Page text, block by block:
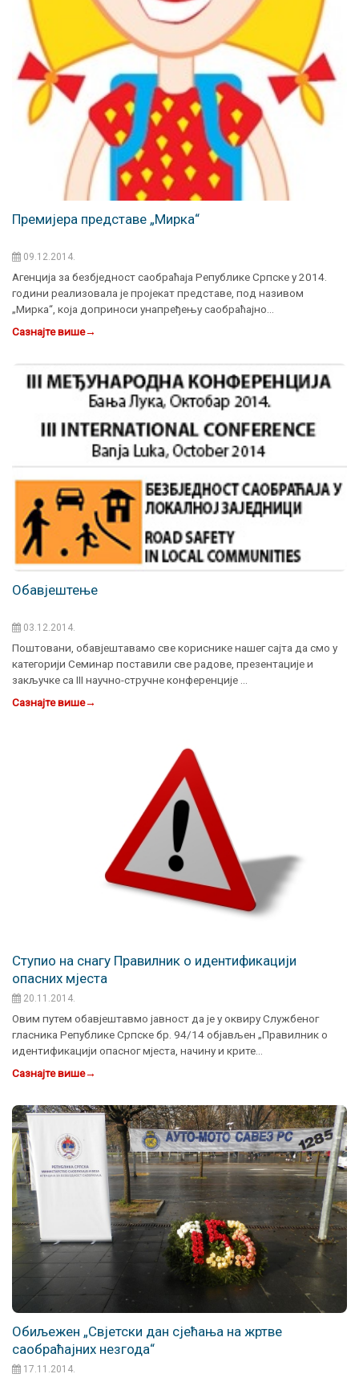
Премијера представе „Мирка“
09.12.2014.
Агенција за безбједност саобраћаја Републике Српске у 2014.
години реализовала је пројекат представе, под називом
„Мирка“, која доприноси унапређењу саобраћајно…
Сазнајте више→
Обавјештење
03.12.2014.
Поштовани, обавјештавамо све кориснике нашег сајта да смо у
категорији Семинар поставили све радове, презентације и
закључке са III научно-стручне конференције …
Сазнајте више→
Ступио на снагу Правилник о идентификацији
опасних мјеста
20.11.2014.
Овим путем обавјештавмо јавност да је у оквиру Службеног
гласника Републике Српске бр. 94/14 објављен „Правилник o
идентификацији опасног мјеста, начину и крите…
Сазнајте више→
Обиљежен „Свјетски дан сјећања на жртве
саобраћајних незгода“
17.11.2014.